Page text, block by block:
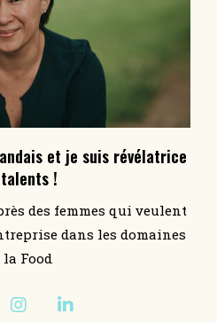
et je suis révélatrice
!
des femmes qui veulent
dans les domaines
la Food